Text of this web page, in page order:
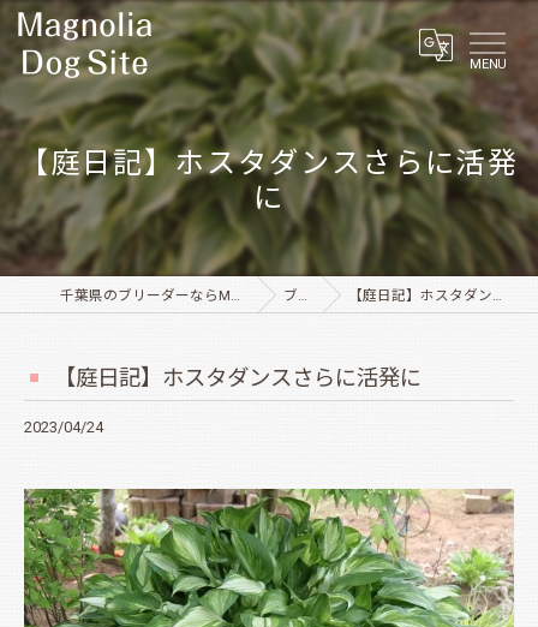
MENU
【庭日記】ホスタダンスさらに活発
に
千葉県のブリーダーならMagnolia Dog Site ブログ 【庭日記】ホスタダンスさらに活発に
【庭日記】ホスタダンスさらに活発に
2023/04/24